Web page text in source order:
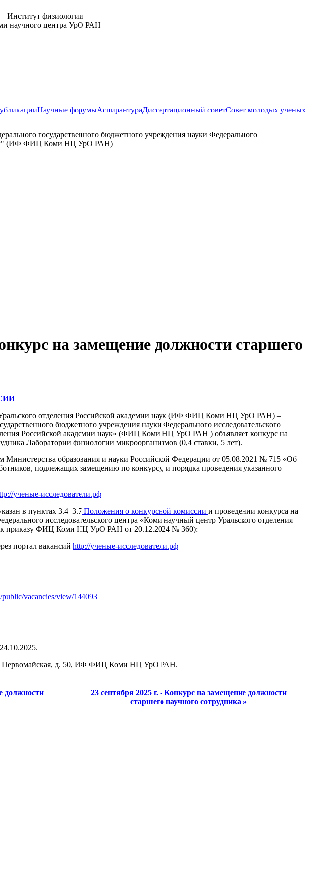
Институт физиологии
научного центра УрО РАН
Научные форумыАспирантураДиссертационный советСовет молодых ученых
государственного бюджетного учреждения науки Федерального
наук" (ИФ ФИЦ Коми НЦ УрО РАН)
на замещение должности старшего
отделения Российской академии наук (ИФ ФИЦ Коми НЦ УрО РАН) –
бюджетного учреждения науки Федерального исследовательского
Российской академии наук» (ФИЦ Коми НЦ УрО РАН ) объявляет конкурс на
Лаборатории физиологии микроорганизмов (0,4 ставки, 5 лет).
Министерства образования и науки Российской Федерации от 05.08.2021 № 715 «Об
подлежащих замещению по конкурсу, и порядка проведения указанного
ученые-исследователи.рф
в пунктах 3.4–3.7 Положения о конкурсной комиссии и проведении конкурса на
исследовательского центра «Коми научный центр Уральского отделения
к приказу ФИЦ Коми НЦ УрО РАН от 20.12.2024 № 360):
портал вакансий http://ученые-исследователи.рф
/public/vacancies/view/144093
Первомайская, д. 50, ИФ ФИЦ Коми НЦ УрО РАН.
должности
23 сентября 2025 г. - Конкурс на замещение должности
старшего научного сотрудника »